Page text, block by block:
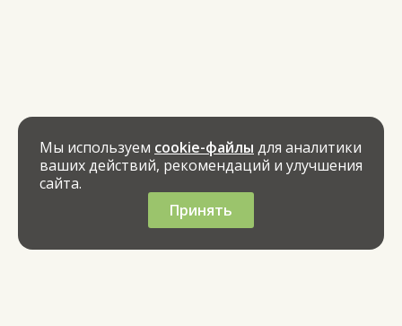
Мы используем cookie-файлы для аналитики
ваших действий, рекомендаций и улучшения
сайта.
Принять